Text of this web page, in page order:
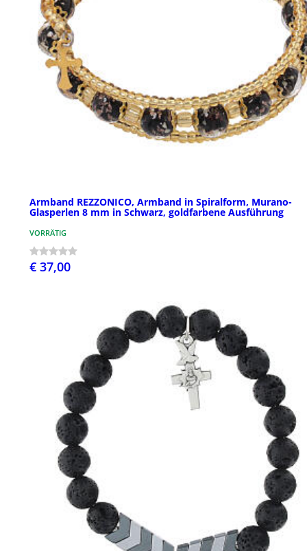
Armband REZZONICO, Armband in Spiralform, Murano-
Glasperlen 8 mm in Schwarz, goldfarbene Ausführung
VORRÄTIG
€ 37,00